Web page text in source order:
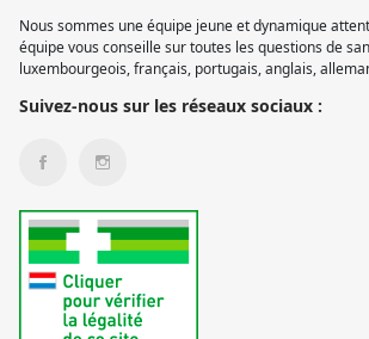
Nous sommes une équipe jeune et dynamique
équipe vous conseille sur toutes les questions de
luxembourgeois, français, portugais, anglais,
Suivez-nous sur les réseaux sociaux :